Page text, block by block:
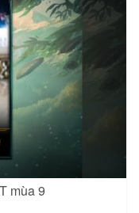
mùa 9